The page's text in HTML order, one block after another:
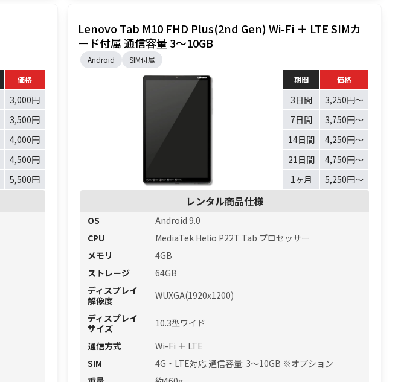
価格
3,000円
3,500円
4,000円
4,500円
5,500円
Lenovo Tab M10 FHD Plus(2nd Gen) Wi-Fi ＋ LTE SIMカ
ード付属 通信容量 3〜10GB
Android
SIM付属
期間
価格
3日間
3,250円〜
7日間
3,750円〜
14日間
4,250円〜
21日間
4,750円〜
1ヶ月
5,250円〜
レンタル商品仕様
OS
Android 9.0
CPU
MediaTek Helio P22T Tab プロセッサー
メモリ
4GB
ストレージ
64GB
ディスプレイ
解像度
WUXGA(1920x1200)
ディスプレイ
サイズ
10.3型ワイド
通信方式
Wi-Fi ＋ LTE
SIM
4G・LTE対応 通信容量: 3〜10GB ※オプション